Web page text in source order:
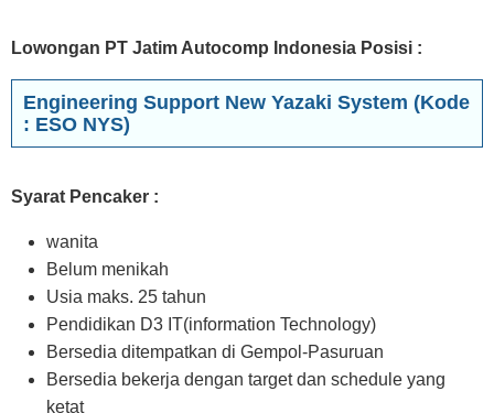
Lowongan PT Jatim Autocomp Indonesia Posisi :
Engineering Support New Yazaki System (Kode
: ESO NYS)
Syarat Pencaker :
wanita
Belum menikah
Usia maks. 25 tahun
Pendidikan D3 IT(information Technology)
Bersedia ditempatkan di Gempol-Pasuruan
Bersedia bekerja dengan target dan schedule yang
ketat